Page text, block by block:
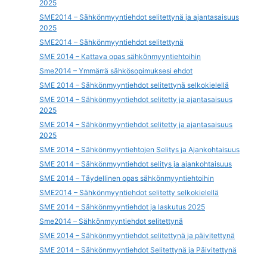
2025
SME2014 – Sähkönmyyntiehdot selitettynä ja ajantasaisuus
2025
SME2014 – Sähkönmyyntiehdot selitettynä
SME 2014 – Kattava opas sähkönmyyntiehtoihin
Sme2014 – Ymmärrä sähkösopimuksesi ehdot
SME 2014 – Sähkönmyyntiehdot selitettynä selkokielellä
SME 2014 – Sähkönmyyntiehdot selitetty ja ajantasaisuus
2025
SME 2014 – Sähkönmyyntiehdot selitetty ja ajantasaisuus
2025
SME 2014 – Sähkönmyyntiehtojen Selitys ja Ajankohtaisuus
SME 2014 – Sähkönmyyntiehdot selitys ja ajankohtaisuus
SME 2014 – Täydellinen opas sähkönmyyntiehtoihin
SME2014 – Sähkönmyyntiehdot selitetty selkokielellä
SME 2014 – Sähkönmyyntiehdot ja laskutus 2025
Sme2014 – Sähkönmyyntiehdot selitettynä
SME 2014 – Sähkönmyyntiehdot selitettynä ja päivitettynä
SME 2014 – Sähkönmyyntiehdot Selitettynä ja Päivitettynä